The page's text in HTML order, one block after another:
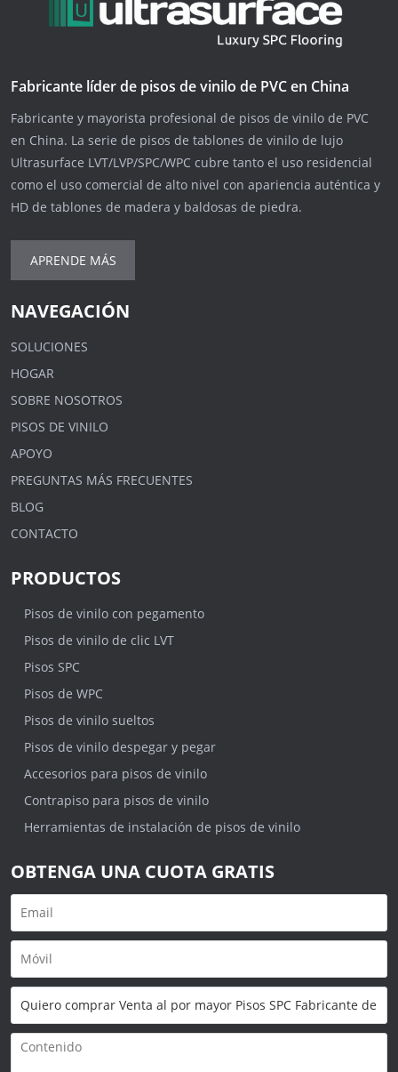
Fabricante líder de pisos de vinilo de PVC en China
Fabricante y mayorista profesional de pisos de vinilo de PVC
en China. La serie de pisos de tablones de vinilo de lujo
Ultrasurface LVT/LVP/SPC/WPC cubre tanto el uso residencial
como el uso comercial de alto nivel con apariencia auténtica y
HD de tablones de madera y baldosas de piedra.
APRENDE MÁS
NAVEGACIÓN
SOLUCIONES
HOGAR
SOBRE NOSOTROS
PISOS DE VINILO
APOYO
PREGUNTAS MÁS FRECUENTES
BLOG
CONTACTO
PRODUCTOS
Pisos de vinilo con pegamento
Pisos de vinilo de clic LVT
Pisos SPC
Pisos de WPC
Pisos de vinilo sueltos
Pisos de vinilo despegar y pegar
Accesorios para pisos de vinilo
Contrapiso para pisos de vinilo
Herramientas de instalación de pisos de vinilo
OBTENGA UNA CUOTA GRATIS